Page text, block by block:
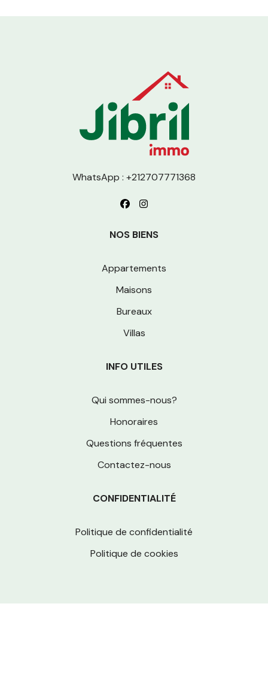
WhatsApp : +212707771368
NOS BIENS
Appartements
Maisons
Bureaux
Villas
INFO UTILES
Qui sommes-nous?
Honoraires
Questions fréquentes
Contactez-nous
CONFIDENTIALITÉ
Politique de confidentialité
Politique de cookies